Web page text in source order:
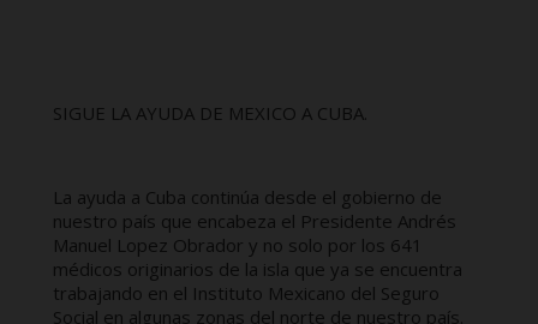
SIGUE LA AYUDA DE MEXICO A CUBA.
La ayuda a Cuba continúa desde el gobierno de
nuestro país que encabeza el Presidente Andrés
Manuel Lopez Obrador y no solo por los 641
médicos originarios de la isla que ya se encuentra
trabajando en el Instituto Mexicano del Seguro
Social en algunas zonas del norte de nuestro país.